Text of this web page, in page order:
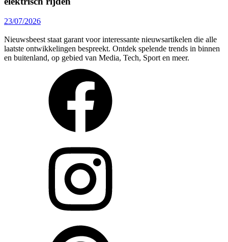
23/07/2026
Nieuwsbeest staat garant voor interessante nieuwsartikelen die alle
laatste ontwikkelingen bespreekt. Ontdek spelende trends in binnen
en buitenland, op gebied van Media, Tech, Sport en meer.